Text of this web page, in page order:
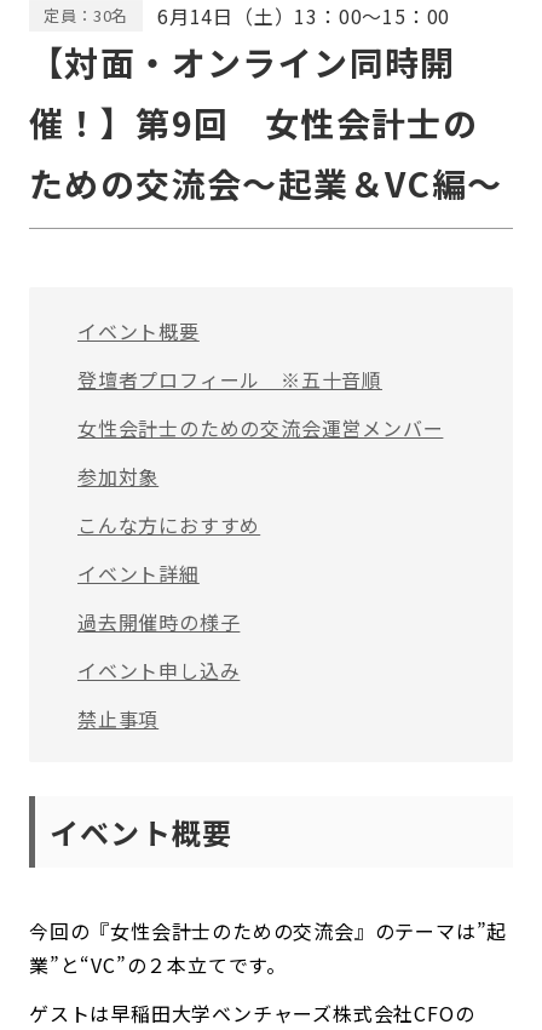
定員：30名 6月14日（土）13：00〜15：00
【対面・オンライン同時開
催！】第9回 女性会計士の
ための交流会〜起業＆VC編〜
イベント概要
登壇者プロフィール ※五十音順
女性会計士のための交流会運営メンバー
参加対象
こんな方におすすめ
イベント詳細
過去開催時の様子
イベント申し込み
禁止事項
イベント概要
今回の『女性会計士のための交流会』のテーマは”起
業”と“VC”の２本立てです。
ゲストは早稲田大学ベンチャーズ株式会社CFOの